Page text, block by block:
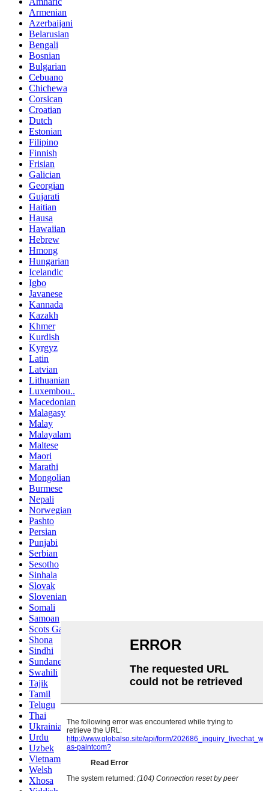
Armenian
Azerbaijani
Belarusian
Bengali
Bosnian
Bulgarian
Cebuano
Chichewa
Corsican
Croatian
Dutch
Estonian
Filipino
Finnish
Frisian
Galician
Georgian
Gujarati
Haitian
Hausa
Hawaiian
Hebrew
Hmong
Hungarian
Icelandic
Igbo
Javanese
Kannada
Kazakh
Khmer
Kurdish
Kyrgyz
Latin
Latvian
Lithuanian
Luxembou..
Macedonian
Malagasy
Malay
Malayalam
Maltese
Maori
Marathi
Mongolian
Burmese
Nepali
Norwegian
Pashto
Persian
Punjabi
Serbian
Sesotho
Sinhala
Slovak
Slovenian
Somali
Samoan
Scots Gaelic
Shona
Sindhi
Sundanese
Swahili
Tajik
Tamil
Telugu
Thai
Ukrainian
Urdu
Uzbek
Vietnamese
Welsh
Xhosa